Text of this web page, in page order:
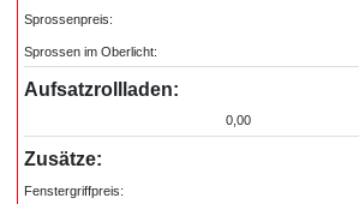
Sprossenpreis:
Sprossen im Oberlicht:
Aufsatzrollladen:
0,00
Zusätze:
Fenstergriffpreis: